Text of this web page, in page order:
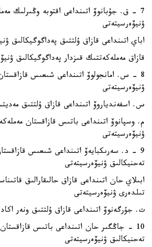
7 - ق. جۇبانوۆ اتىنداعى اقتوبە وڭىرلىك
ۋنيۆەرسيتەتى
اباي اتىنداعى قازاق ۇلتتىق پەداگوگيكالىق
قازاق مەملەكەتتىك قىزدار پەداگوگيكالىق
8 - س. امانجولوۆ اتىنداعى شىعىس
ۋنيۆەرسيتەتى
س. اسفەندياروۆ اتىنداعى قازاق ۇلتتىق
م. وسپانوۆ اتىنداعى باتىس قازاقستان
ۋنيۆەرسيتەتى
9 - د. سەرىكبايەۆ اتىنداعى شىعىس
تەحنيكالىق ۋنيۆەرسيتەتى
ابىلاي حان اتىنداعى قازاق حالىقارالىق
تىلدەرى ۋنيۆەرسيتەتى
ت. جۇرگەنوۆ اتىنداعى قازاق ۇلتتىق ونەر
10 - جاڭگىر حان اتىنداعى باتىس
تەحنيكالىق ۋنيۆەرسيتەتى